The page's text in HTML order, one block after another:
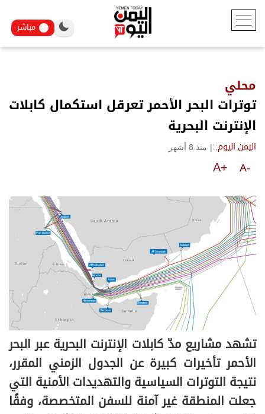
مباشر
محلي
توترات البحر الأحمر تعرقل استكمال كابلات
الإنترنت البحرية
اليمن اليوم: | منذ 8 أشهر
A-
A+
تشهد مشاريع مدّ كابلات الإنترنت البحرية عبر البحر
الأحمر تأخيرات كبيرة عن الجدول الزمني المقرر،
نتيجة التوترات السياسية والتهديدات الأمنية التي
جعلت المنطقة غير آمنة للسفن المتخصصة، وفقًا